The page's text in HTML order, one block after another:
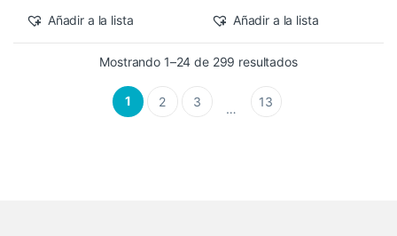
Añadir a la lista Añadir a la lista
Mostrando 1–24 de 299 resultadosSorted by latest
1 2 3 … 13